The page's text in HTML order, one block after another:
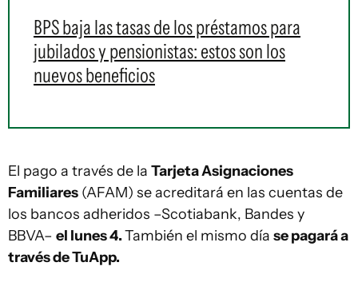
BPS baja las tasas de los préstamos para
jubilados y pensionistas: estos son los
nuevos beneficios
El pago a través de la Tarjeta Asignaciones
Familiares (AFAM) se acreditará en las cuentas de
los bancos adheridos –Scotiabank, Bandes y
BBVA– el lunes 4.También el mismo día se pagará a
través de TuApp.